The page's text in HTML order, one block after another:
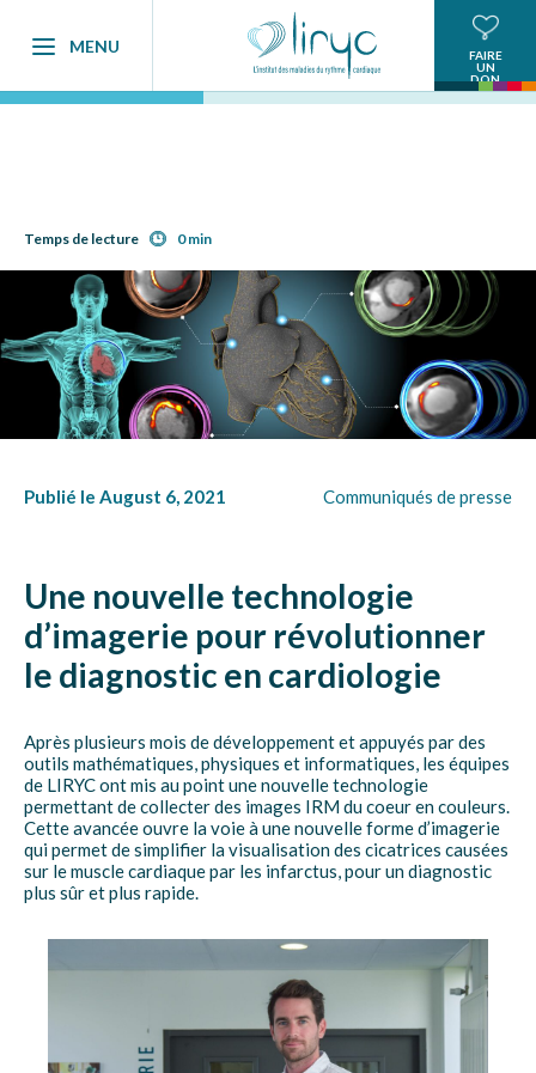
MENU
FAIRE
UN
DON
Temps de lecture 0 min
Publié le August 6, 2021 Communiqués de presse
Une nouvelle technologie
d’imagerie pour révolutionner
le diagnostic en cardiologie
Après plusieurs mois de développement et appuyés par des
outils mathématiques, physiques et informatiques, les équipes
de LIRYC ont mis au point une nouvelle technologie
permettant de collecter des images IRM du coeur en couleurs.
Cette avancée ouvre la voie à une nouvelle forme d’imagerie
qui permet de simplifier la visualisation des cicatrices causées
sur le muscle cardiaque par les infarctus, pour un diagnostic
plus sûr et plus rapide.